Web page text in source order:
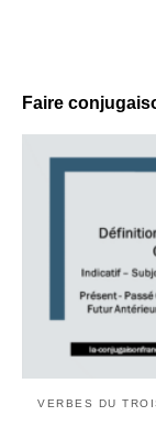
Faire
VERBES DU